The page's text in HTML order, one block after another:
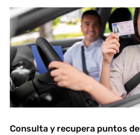
Consulta y recupera puntos